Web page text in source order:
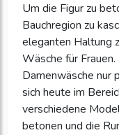
Um die Figur zu
Bauchregion zu
eleganten Haltung
Wäsche für
Damenwäsche nur
sich heute im
verschiedene
betonen und die